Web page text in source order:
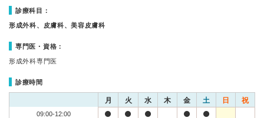
診療科目：
形成外科、皮膚科、美容皮膚科
専門医・資格：
形成外科専門医
診療時間
月 火 水 木 金 土 日 祝
09:00-12:00